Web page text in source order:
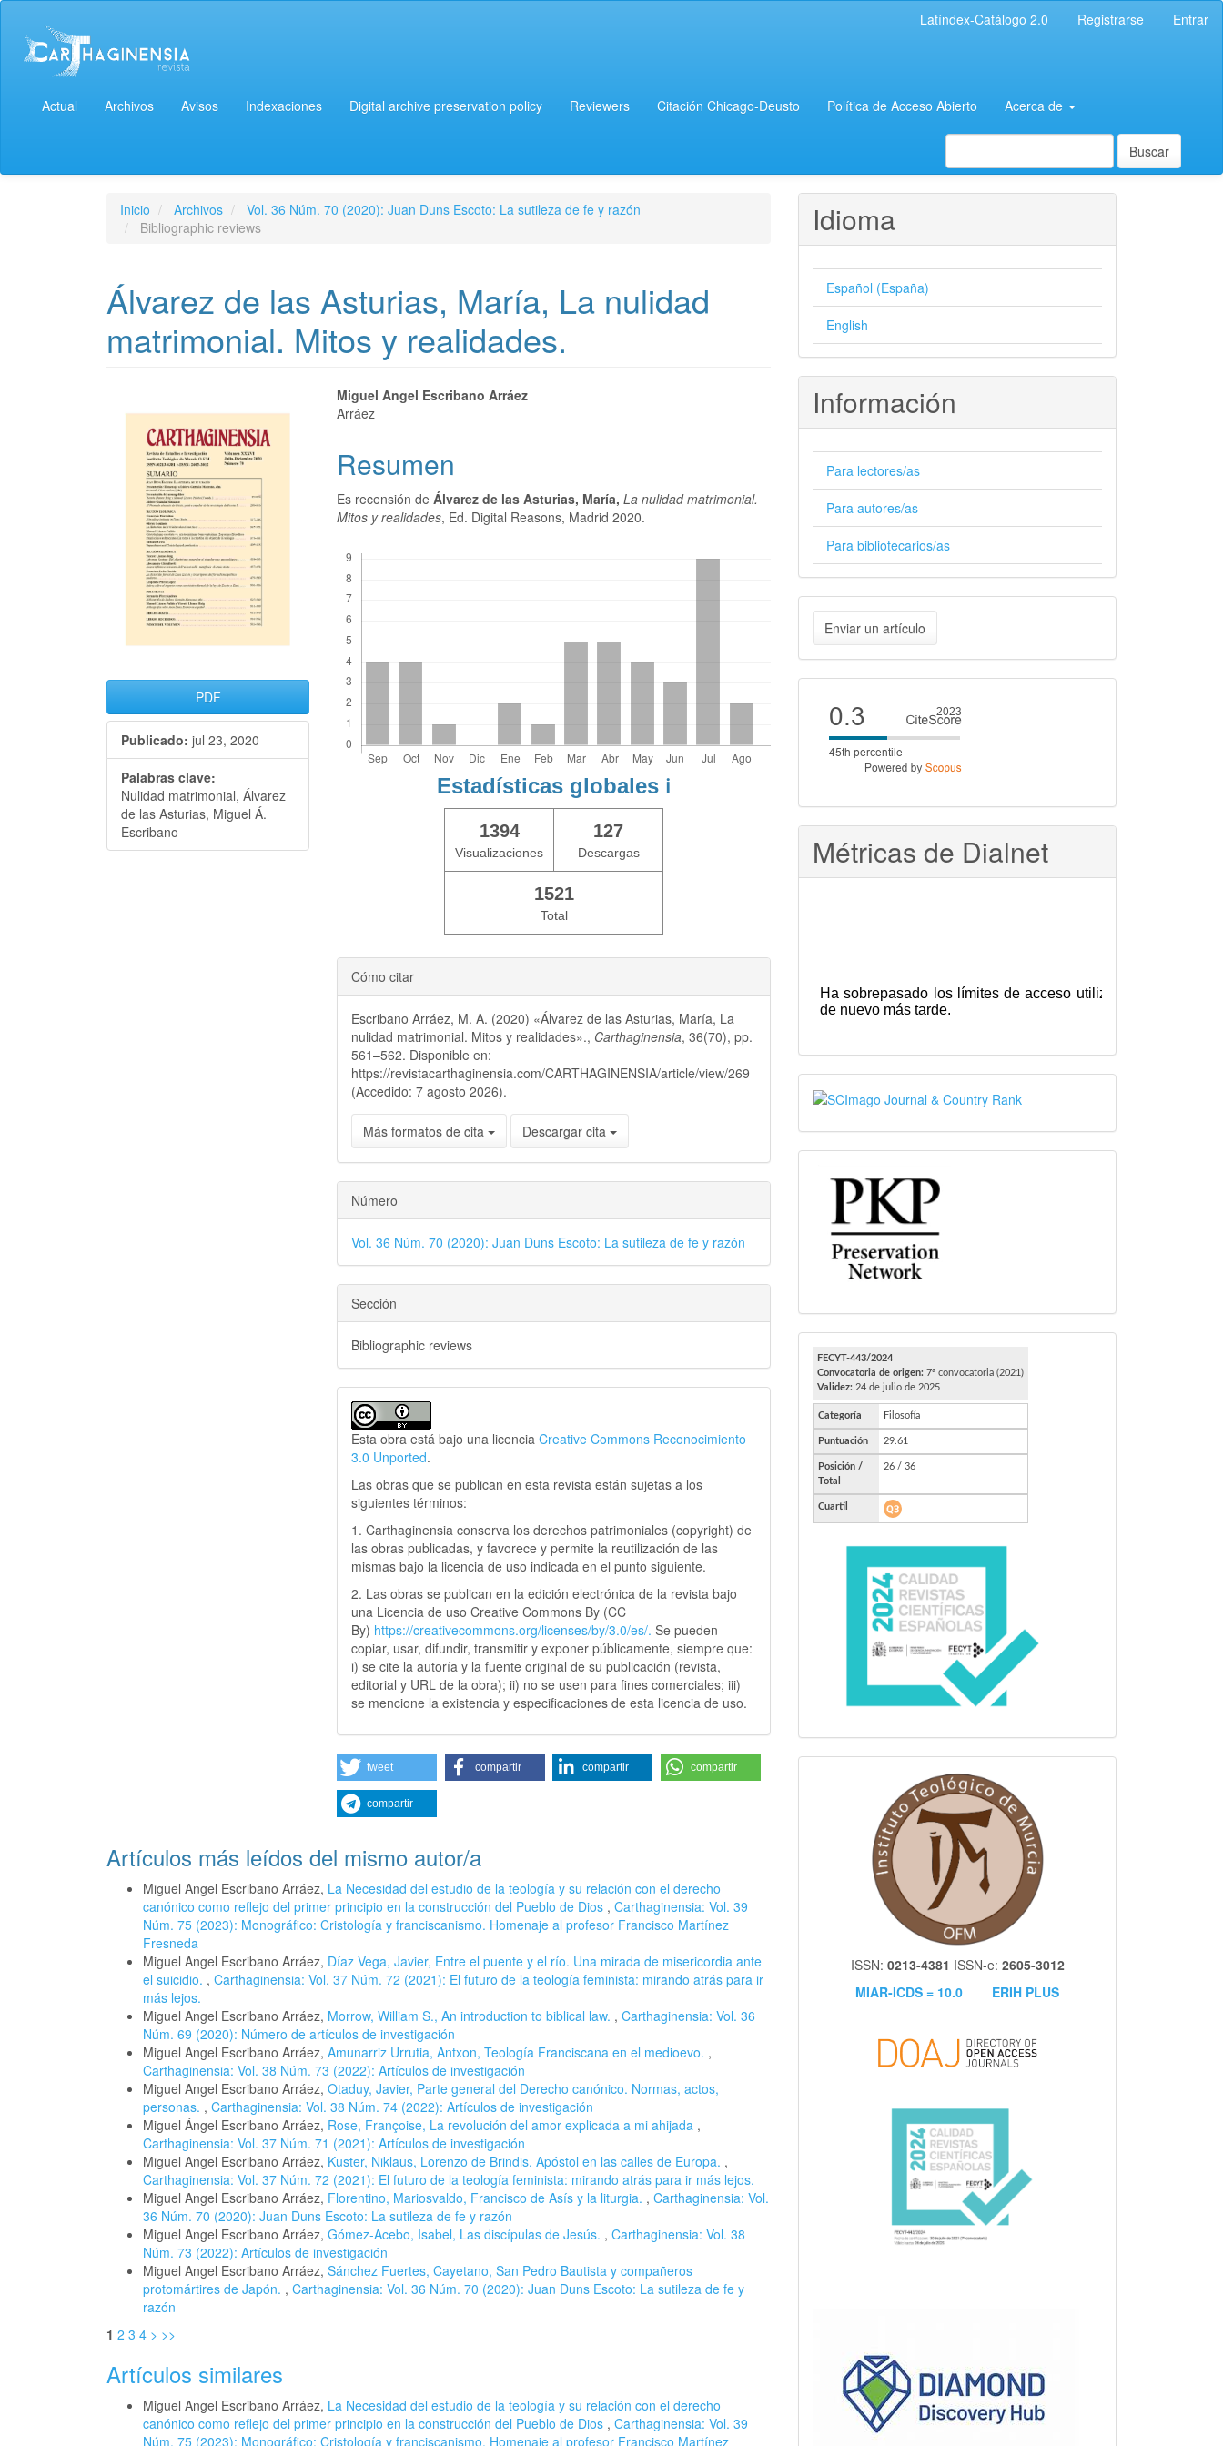
Latíndex-Catálogo 2.0 Registrarse Entrar
Actual Archivos Avisos Indexaciones Digital archive preservation policy Reviewers Citación Chicago-Deusto Política de Acceso Abierto Acerca de
Buscar
Inicio Archivos
Vol. 36 Núm. 70 (2020): Juan Duns Escoto: La sutileza de fe y razón
Bibliographic reviews
Álvarez de las Asturias, María, La nulidad
matrimonial. Mitos y realidades.
PDF
Publicado: jul 23, 2020
Palabras clave:
Nulidad matrimonial, Álvarez
de las Asturias, Miguel Á.
Escribano
Miguel Angel Escribano Arráez
Arráez
Resumen
Es recensión deÁlvarez de las Asturias, María, La nulidad matrimonial.
Mitos y realidades, Ed. Digital Reasons, Madrid 2020.
Estadísticas globales ℹ️
1394
Visualizaciones
127
Descargas
1521
Total
Cómo citar
Escribano Arráez, M. A. (2020) «Álvarez de las Asturias, María, La
nulidad matrimonial. Mitos y realidades»., Carthaginensia, 36(70), pp.
561–562. Disponible en:
https://revistacarthaginensia.com/CARTHAGINENSIA/article/view/269
(Accedido: 7 agosto 2026).
Más formatos de cita Descargar cita
Número
Vol. 36 Núm. 70 (2020): Juan Duns Escoto: La sutileza de fe y razón
Sección
Bibliographic reviews
Esta obra está bajo una licenciaCreative Commons Reconocimiento
3.0 Unported.
Las obras que se publican en esta revista están sujetas a los
siguientes términos:
1. Carthaginensia conserva los derechos patrimoniales (copyright) de
las obras publicadas, y favorece y permite la reutilización de las
mismas bajo la licencia de uso indicada en el punto siguiente.
2. Las obras se publican en la edición electrónica de la revista bajo
una Licencia de uso Creative Commons By (CC
By) https://creativecommons.org/licenses/by/3.0/es/.Se pueden
copiar, usar, difundir, transmitir y exponer públicamente, siempre que:
i) se cite la autoría y la fuente original de su publicación (revista,
editorial y URL de la obra); ii) no se usen para fines comerciales; iii)
se mencione la existencia y especificaciones de esta licencia de uso.
tweet compartir compartir compartir
compartir
Artículos más leídos del mismo autor/a
Miguel Angel Escribano Arráez, La Necesidad del estudio de la teología y su relación con el derecho
canónico como reflejo del primer principio en la construcción del Pueblo de Dios , Carthaginensia: Vol. 39
Núm. 75 (2023): Monográfico: Cristología y franciscanismo. Homenaje al profesor Francisco Martínez
Fresneda
Miguel Angel Escribano Arráez, Díaz Vega, Javier, Entre el puente y el río. Una mirada de misericordia ante
el suicidio. , Carthaginensia: Vol. 37 Núm. 72 (2021): El futuro de la teología feminista: mirando atrás para ir
más lejos.
Miguel Angel Escribano Arráez, Morrow, William S., An introduction to biblical law. , Carthaginensia: Vol. 36
Núm. 69 (2020): Número de artículos de investigación
Miguel Angel Escribano Arráez, Amunarriz Urrutia, Antxon, Teología Franciscana en el medioevo. ,
Carthaginensia: Vol. 38 Núm. 73 (2022): Artículos de investigación
Miguel Angel Escribano Arráez, Otaduy, Javier, Parte general del Derecho canónico. Normas, actos,
personas. , Carthaginensia: Vol. 38 Núm. 74 (2022): Artículos de investigación
Miguel Ángel Escribano Arráez, Rose, Françoise, La revolución del amor explicada a mi ahijada ,
Carthaginensia: Vol. 37 Núm. 71 (2021): Artículos de investigación
Miguel Angel Escribano Arráez, Kuster, Niklaus, Lorenzo de Brindis. Apóstol en las calles de Europa. ,
Carthaginensia: Vol. 37 Núm. 72 (2021): El futuro de la teología feminista: mirando atrás para ir más lejos.
Miguel Angel Escribano Arráez, Florentino, Mariosvaldo, Francisco de Asís y la liturgia. , Carthaginensia: Vol.
36 Núm. 70 (2020): Juan Duns Escoto: La sutileza de fe y razón
Miguel Angel Escribano Arráez, Gómez-Acebo, Isabel, Las discípulas de Jesús. , Carthaginensia: Vol. 38
Núm. 73 (2022): Artículos de investigación
Miguel Angel Escribano Arráez, Sánchez Fuertes, Cayetano, San Pedro Bautista y compañeros
protomártires de Japón. , Carthaginensia: Vol. 36 Núm. 70 (2020): Juan Duns Escoto: La sutileza de fe y
razón
1 2 3 4 > >>
Artículos similares
Miguel Angel Escribano Arráez, La Necesidad del estudio de la teología y su relación con el derecho
canónico como reflejo del primer principio en la construcción del Pueblo de Dios , Carthaginensia: Vol. 39
Núm. 75 (2023): Monográfico: Cristología y franciscanismo. Homenaje al profesor Francisco Martínez
Idioma
Español (España)
English
Información
Para lectores/as
Para autores/as
Para bibliotecarios/as
Enviar
un
artículo
Enviar un artículo
Cite
score
Métricas de Dialnet
SJR
PKP
FECYT
ISSN: 0213-4381 ISSN-e: 2605-3012
MIAR-ICDS = 10.0
ERIH PLUS